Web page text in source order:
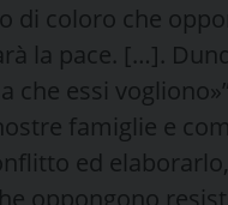
di coloro che
la pace. […].
che essi
famiglie e
ed
oppongono